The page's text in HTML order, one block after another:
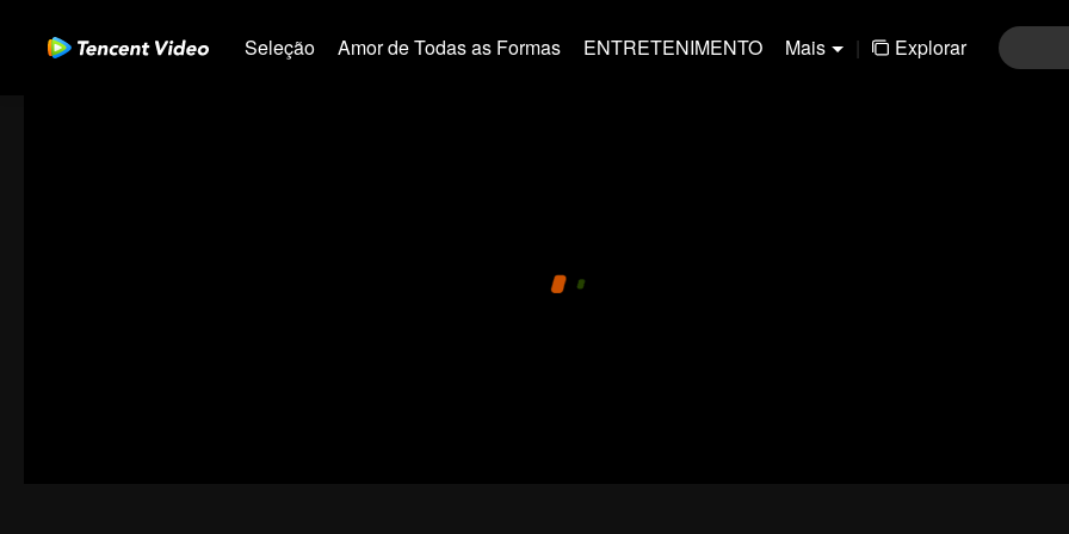
Seleção Amor de Todas as Formas ENTRETENIMENTO Mais | Explorar
01-30